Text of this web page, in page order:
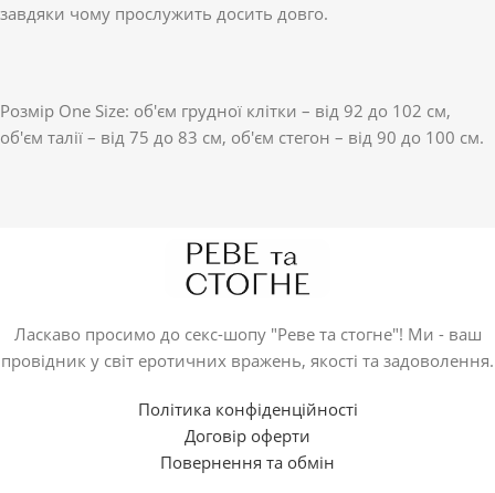
завдяки чому прослужить досить довго.
Розмір One Size: об'єм грудної клітки – від 92 до 102 см,
об'єм талії – від 75 до 83 см, об'єм стегон – від 90 до 100 см.
Ласкаво просимо до секс-шопу "Реве та стогне"! Ми - ваш
провідник у світ еротичних вражень, якості та задоволення.
Політика конфіденційності
Договір оферти
Повернення та обмін